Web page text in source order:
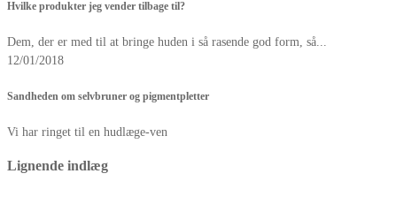
Hvilke produkter jeg vender tilbage til?
Dem, der er med til at bringe huden i så rasende god form, så...
12/01/2018
Sandheden om selvbruner og pigmentpletter
Vi har ringet til en hudlæge-ven
Lignende indlæg